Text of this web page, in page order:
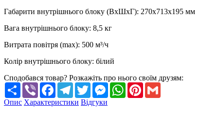
Габарити внутрішнього блоку (ВхШхГ): 270х713х195 мм
Вага внутрішнього блоку: 8,5 кг
Витрата повітря (max): 500 м³/ч
Колір внутрішнього блоку: білий
Сподобався товар? Розкажіть про нього своїм друзям:
Share Viber FacebookTelegramTwitterMessengerWhatsApp
Pinterest
Опис Характеристики Відгуки